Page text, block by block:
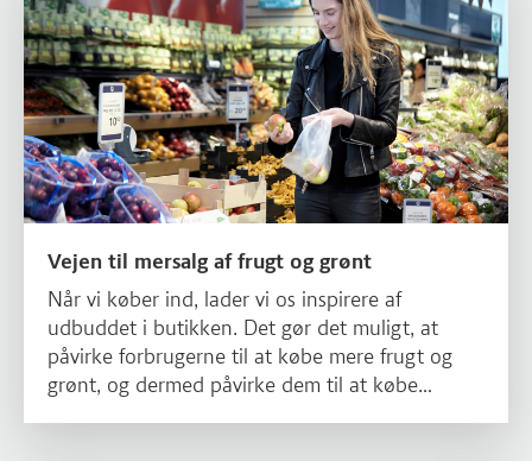
Vejen til mersalg af frugt og grønt
Når vi køber ind, lader vi os inspirere af
udbuddet i butikken. Det gør det muligt, at
påvirke forbrugerne til at købe mere frugt og
grønt, og dermed påvirke dem til at købe